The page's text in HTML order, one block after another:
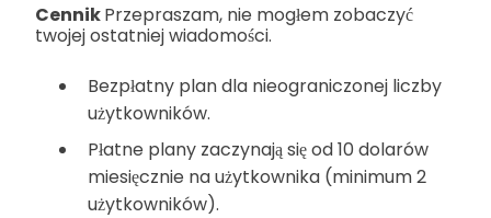
CennikPrzepraszam, nie mogłem zobaczyć
twojej ostatniej wiadomości.
Bezpłatny plan dla nieograniczonej liczby
użytkowników.
Płatne plany zaczynają się od 10 dolarów
miesięcznie na użytkownika (minimum 2
użytkowników).